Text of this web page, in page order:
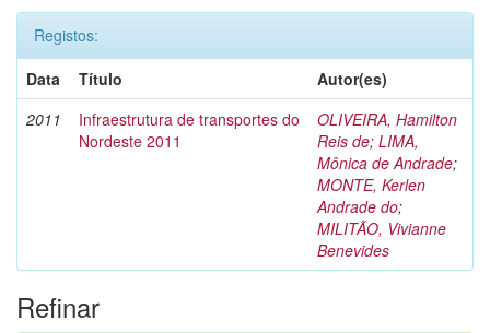
Registos:
Data
Título
Autor(es)
2011
Infraestrutura de transportes do
Nordeste 2011
OLIVEIRA, Hamilton
Reis de; LIMA,
Mônica de Andrade;
MONTE, Kerlen
Andrade do;
MILITÃO, Vivianne
Benevides
Refinar